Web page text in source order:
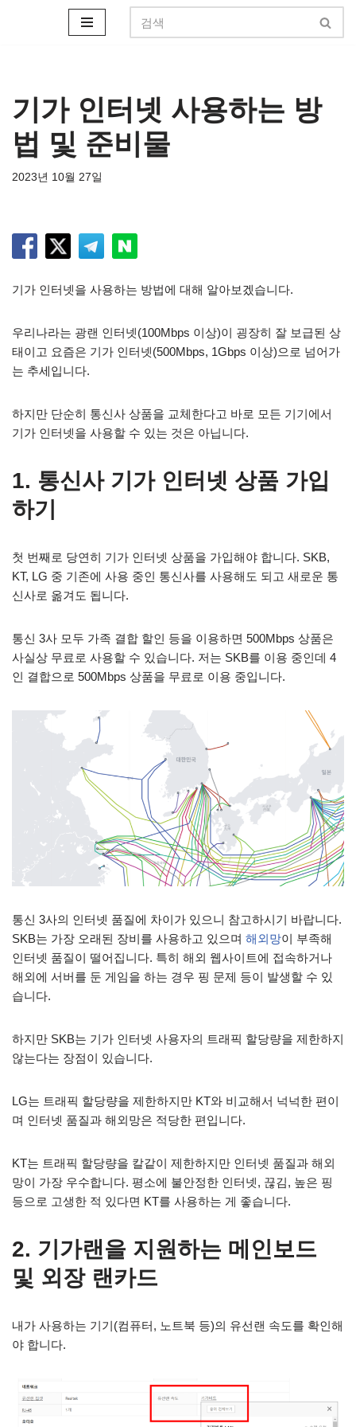
로
건
너
뛰
기
기가 인터넷 사용하는 방
법 및 준비물
2023년 10월 27일
기가 인터넷을 사용하는 방법에 대해 알아보겠습니다.
우리나라는 광랜 인터넷(100Mbps 이상)이 굉장히 잘 보급된 상
태이고 요즘은 기가 인터넷(500Mbps, 1Gbps 이상)으로 넘어가
는 추세입니다.
하지만 단순히 통신사 상품을 교체한다고 바로 모든 기기에서
기가 인터넷을 사용할 수 있는 것은 아닙니다.
1. 통신사 기가 인터넷 상품 가입
하기
첫 번째로 당연히 기가 인터넷 상품을 가입해야 합니다. SKB,
KT, LG 중 기존에 사용 중인 통신사를 사용해도 되고 새로운 통
신사로 옮겨도 됩니다.
통신 3사 모두 가족 결합 할인 등을 이용하면 500Mbps 상품은
사실상 무료로 사용할 수 있습니다. 저는 SKB를 이용 중인데 4
인 결합으로 500Mbps 상품을 무료로 이용 중입니다.
통신 3사의 인터넷 품질에 차이가 있으니 참고하시기 바랍니다.
SKB는 가장 오래된 장비를 사용하고 있으며 해외망이 부족해
인터넷 품질이 떨어집니다. 특히 해외 웹사이트에 접속하거나
해외에 서버를 둔 게임을 하는 경우 핑 문제 등이 발생할 수 있
습니다.
하지만 SKB는 기가 인터넷 사용자의 트래픽 할당량을 제한하지
않는다는 장점이 있습니다.
LG는 트래픽 할당량을 제한하지만 KT와 비교해서 넉넉한 편이
며 인터넷 품질과 해외망은 적당한 편입니다.
KT는 트래픽 할당량을 칼같이 제한하지만 인터넷 품질과 해외
망이 가장 우수합니다. 평소에 불안정한 인터넷, 끊김, 높은 핑
등으로 고생한 적 있다면 KT를 사용하는 게 좋습니다.
2. 기가랜을 지원하는 메인보드
및 외장 랜카드
내가 사용하는 기기(컴퓨터, 노트북 등)의 유선랜 속도를 확인해
야 합니다.